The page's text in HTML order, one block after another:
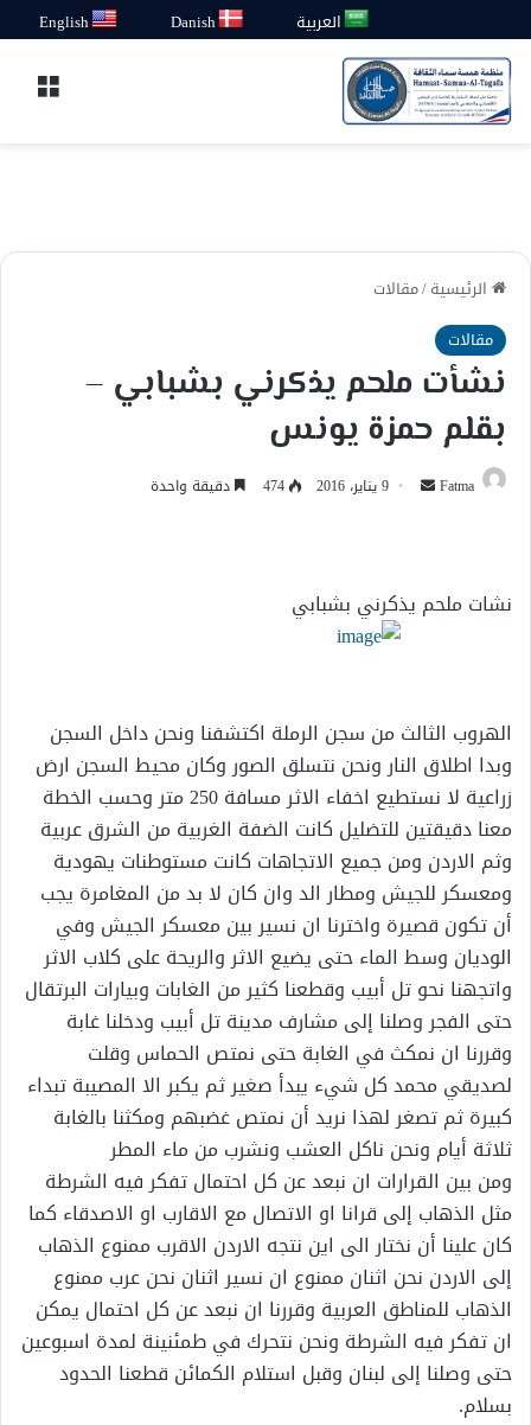
العربية Danish
English
الرئيسية/مقالات
مقالات
نشأت ملحم يذكرني بشبابي –
بقلم حمزة يونس
Fatma
أرسل 9 يناير، 2016 474 دقيقة واحدة
نشات ملحم يذكرني بشبابي
الهروب الثالث من سجن الرملة اكتشفنا ونحن داخل السجن
وبدا اطلاق النار ونحن نتسلق الصور وكان محيط السجن ارض
زراعية لا نستطيع اخفاء الاثر مسافة 250 متر وحسب الخطة
معنا دقيقتين للتضليل كانت الضفة الغربية من الشرق عربية
وثم الاردن ومن جميع الاتجاهات كانت مستوطنات يهودية
ومعسكر للجيش ومطار الد وان كان لا بد من المغامرة يجب
أن تكون قصيرة واخترنا ان نسير بين معسكر الجيش وفي
الوديان وسط الماء حتى يضيع الاثر والريحة على كلاب الاثر
واتجهنا نحو تل أبيب وقطعنا كثير من الغابات وبيارات البرتقال
حتى الفجر وصلنا إلى مشارف مدينة تل أبيب ودخلنا غابة
وقررنا ان نمكث في الغابة حتى نمتص الحماس وقلت
لصديقي محمد كل شيء يبدأ صغير ثم يكبر الا المصيبة تبداء
كبيرة ثم تصغر لهذا نريد أن نمتص غضبهم ومكثنا بالغابة
ثلاثة أيام ونحن ناكل العشب ونشرب من ماء المطر
ومن بين القرارات ان نبعد عن كل احتمال تفكر فيه الشرطة
مثل الذهاب إلى قرانا او الاتصال مع الاقارب او الاصدقاء كما
كان علينا أن نختار الى اين نتجه الاردن الاقرب ممنوع الذهاب
إلى الاردن نحن اثنان ممنوع ان نسير اثنان نحن عرب ممنوع
الذهاب للمناطق العربية وقررنا ان نبعد عن كل احتمال يمكن
ان تفكر فيه الشرطة ونحن نتحرك في طمئنينة لمدة اسبوعين
حتى وصلنا إلى لبنان وقبل استلام الكمائن قطعنا الحدود
بسلام.